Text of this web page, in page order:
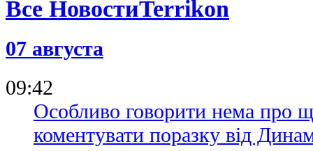
Все Новости
07 августа
09:42
Особливо говорити нема про
коментувати поразку від